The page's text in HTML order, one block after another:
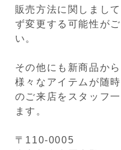
販売方法に関しまし
ず変更する可能性が
い。
その他にも新商品か
様々なアイテムが随
のご来店をスタッフ
ます。
〒110-0005